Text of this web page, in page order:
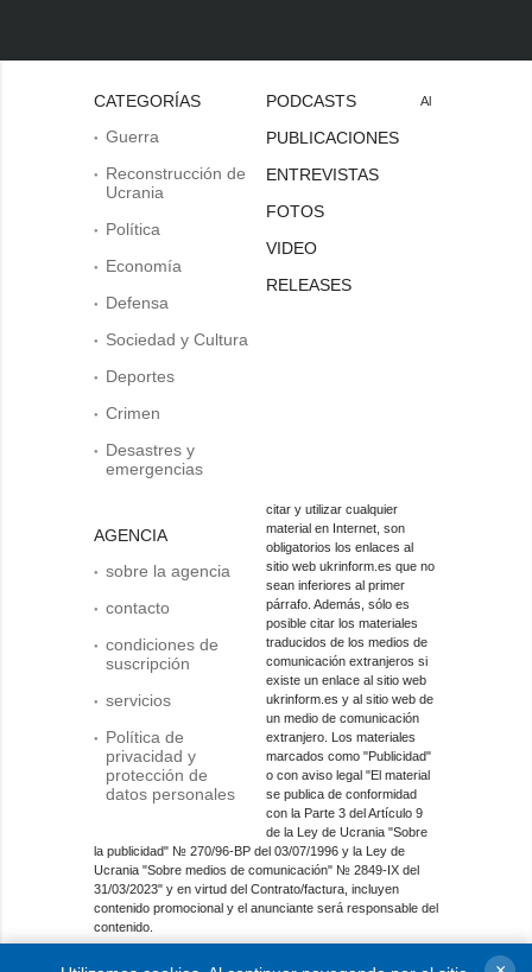
CATEGORÍAS
Guerra
Reconstrucción de
Ucrania
Política
Economía
Defensa
Sociedad y Cultura
Deportes
Crimen
Desastres y
emergencias
AGENCIA
sobre la agencia
contacto
condiciones de
suscripción
servicios
Política de
privacidad y
protección de
datos personales
PODCASTS
PUBLICACIONES
ENTREVISTAS
FOTOS
VIDEO
RELEASES
Al
citar y utilizar cualquier
material en Internet, son
obligatorios los enlaces al
sitio web ukrinform.es que no
sean inferiores al primer
párrafo. Además, sólo es
posible citar los materiales
traducidos de los medios de
comunicación extranjeros si
existe un enlace al sitio web
ukrinform.es y al sitio web de
un medio de comunicación
extranjero. Los materiales
marcados como "Publicidad"
o con aviso legal "El material
se publica de conformidad
con la Parte 3 del Artículo 9
de la Ley de Ucrania "Sobre
la publicidad" № 270/96-ВР del 03/07/1996 y la Ley de
Ucrania "Sobre medios de comunicación" № 2849-IX del
31/03/2023" y en virtud del Contrato/factura, incluyen
contenido promocional y el anunciante será responsable del
contenido.
Entidad de medios en línea; identificador de medios: R40-